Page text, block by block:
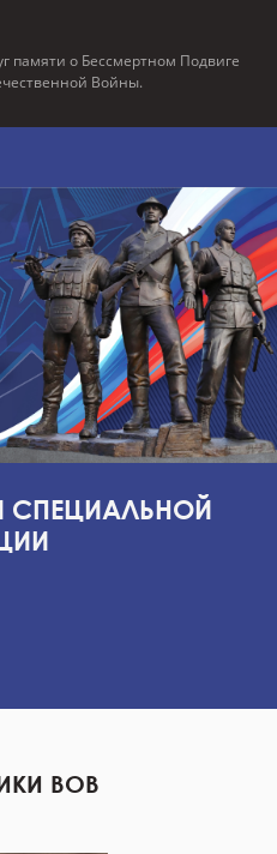
памяти о Бессмертном Подвиге
Войны.
СПЕЦИАЛЬНОЙ
ВОВ